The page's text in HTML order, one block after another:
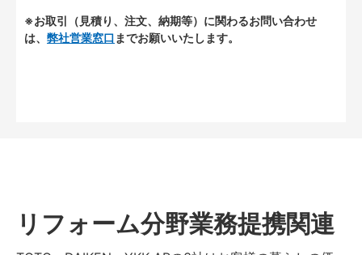
※お取引（見積り、注文、納期等）に関わるお問い合わせ
は、 弊社営業窓口 までお願いいたします。
リフォーム分野業務提携関連